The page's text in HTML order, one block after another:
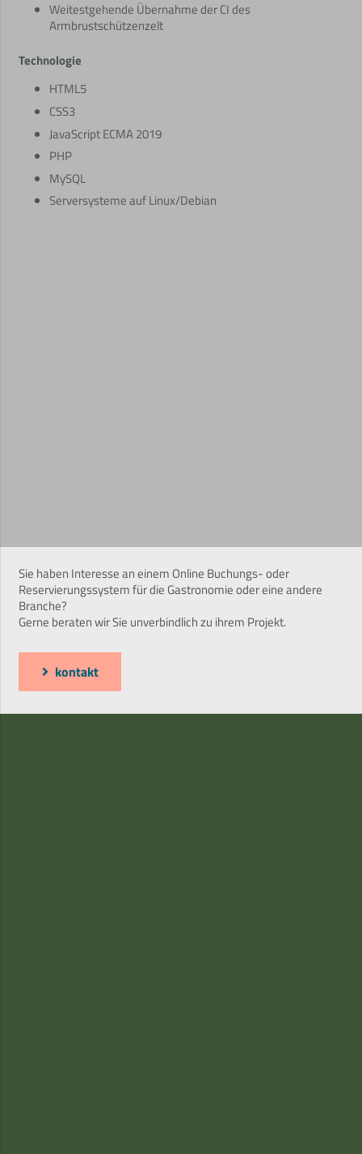
Weitestgehende Übernahme der CI des
Armbrustschützenzelt
Technologie
HTML5
CSS3
JavaScript ECMA 2019
PHP
MySQL
Serversysteme auf Linux/Debian
Sie haben Interesse an einem Online Buchungs- oder
Reservierungssystem für die Gastronomie oder eine andere
Branche?
Gerne beraten wir Sie unverbindlich zu ihrem Projekt.
kontakt